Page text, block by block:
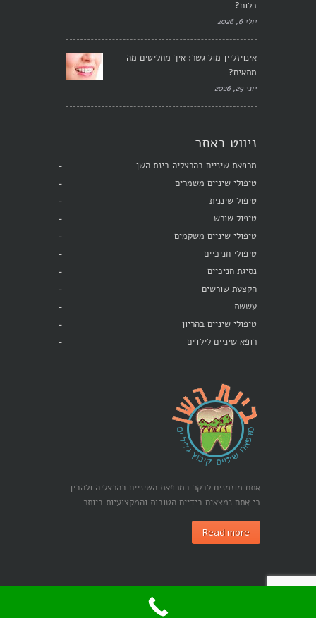
כלום?
יולי 6, 2026
אינויזליין מול גשר: איך מחליטים מה
מתאים?
יוני 29, 2026
ניווט באתר
מרפאת שיניים בהרצליה בינת השן
טיפולי שיניים משמרים
טיפול שיננית
טיפול שורש
טיפולי שיניים משקמים
טיפולי חניכיים
נסיגת חניכיים
הקצעת שורשים
עששת
טיפולי שיניים בהריון
רופא שיניים לילדים
אתם מוזמנים לבקר במרפאת השיניים בהרצליה ולהבין
כי אתם נמצאים בידיים הטובות והמקצועיות ביותר
Read more
כל הזכויות שמורות לבינת השן © 2015 |
מרקטיזם